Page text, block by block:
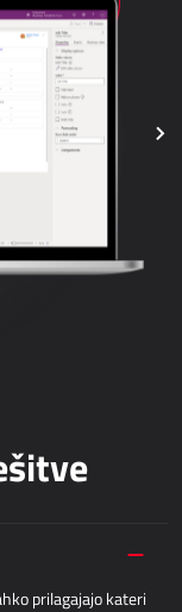
prilagajajo kateri